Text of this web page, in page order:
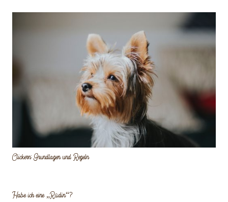
Clickern: Grundlagen und Regeln
Habe ich eine „Rüdin“?